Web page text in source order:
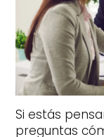
Si estás
preguntas